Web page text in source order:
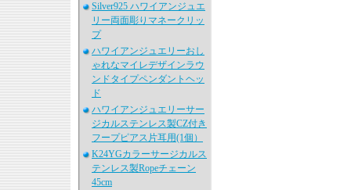
Silver925 ハワイアンジュエ
リー両面彫りマネークリッ
プ
ハワイアンジュエリーおし
ゃれなマイレデザインラウ
ンドタイプペンダントヘッ
ド
ハワイアンジュエリーサー
ジカルステンレス製CZ付き
フープピアス片耳用(1個）
K24YGカラーサージカルス
テンレス製Ropeチェーン
45cm